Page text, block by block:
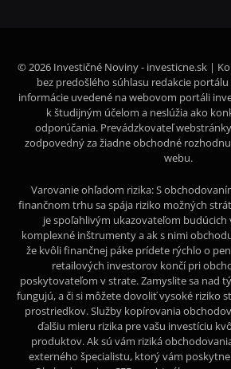
© 2026 Investičné Noviny - investicne.sk |
bez predošlého súhlasu redakcie
informácie uvedené na webovom portáli
k študijným účelom a neslúžia ako
odporúčania. Prevádzkovateľ
zodpovedný za žiadne obchodné
webu.
Varovanie ohľadom rizika: S
finančnom trhu sa spája riziko možných
je spoľahlivým ukazovateľom budúcich
komplexné inštrumenty a ak s nimi
že kvôli finančnej páke prídete rýchlo o
retailových investorov končí pri
poskytovateľom v strate. Zamyslite sa nad
fungujú, a či si môžete dovoliť vysoké riziko
prostriedkov. Služby kopírovania
ďalšiu mieru rizika pre vašu investíciu
produktov. Ak sú vám riziká
externého špecialistu, ktorý vám